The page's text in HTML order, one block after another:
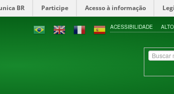
BR Participe Acesso à informação
ACESSIBILIDADE